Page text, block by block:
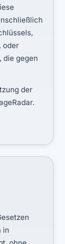
oder
die gegen
der
in